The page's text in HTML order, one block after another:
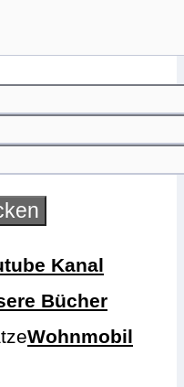
Kanal
Bücher
Wohnmobil